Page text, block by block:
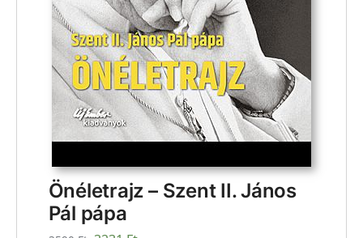
Önéletrajz – Szent II. János
Pál pápa